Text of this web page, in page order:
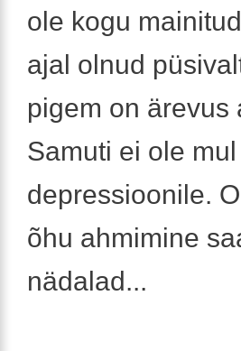
ole kogu
ajal olnud
pigem on
Samuti ei ole
depressioonile.
õhu ahmimine
nädalad...